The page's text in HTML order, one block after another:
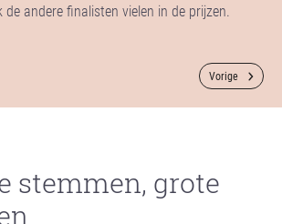
de andere finalisten vielen in de prijzen.
Vorige
stemmen, grote